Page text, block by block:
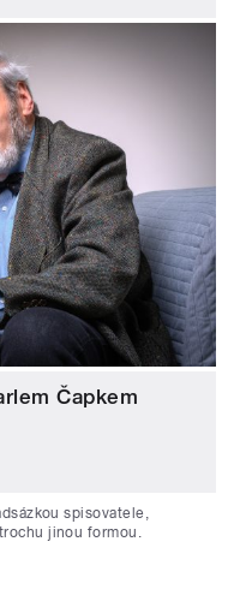
Čapkem
spisovatele,
jinou formou.